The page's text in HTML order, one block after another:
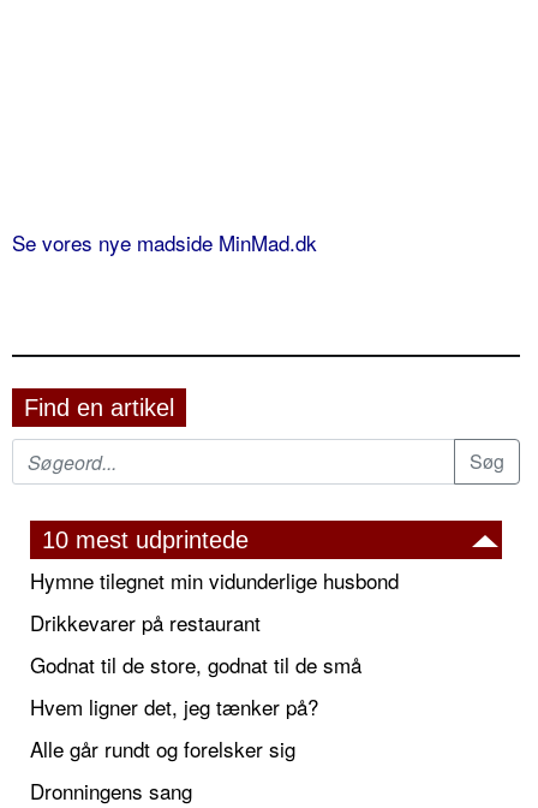
Se vores nye madside MinMad.dk
Find en artikel
10 mest udprintede
Hymne tilegnet min vidunderlige husbond
Drikkevarer på restaurant
Godnat til de store, godnat til de små
Hvem ligner det, jeg tænker på?
Alle går rundt og forelsker sig
Dronningens sang